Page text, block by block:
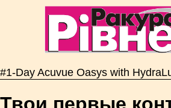
#1-Day Acuvue Oasys with